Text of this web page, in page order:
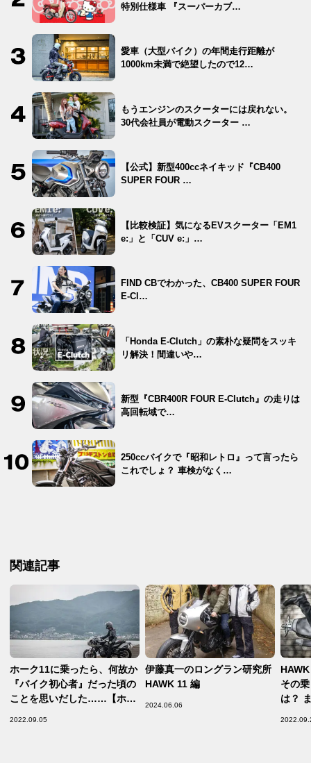
特別仕様車 『スーパーカブ…
愛車（大型バイク）の年間走行距離が
1000km未満で絶望したので12…
もうエンジンのスクーターには戻れない。
30代会社員が電動スクーター …
【公式】新型400ccネイキッド『CB400
SUPER FOUR …
【比較検証】気になるEVスクーター「EM1
e:」と「CUV e:」…
FIND CBでわかった、CB400 SUPER FOUR
E-Cl…
「Honda E-Clutch」の素朴な疑問をスッキ
リ解決！間違いや…
新型『CBR400R FOUR E-Clutch』の走りは
高回転域で…
250ccバイクで『昭和レトロ』って言ったら
これでしょ？ 車検がなく…
関連記事
ホーク11に乗ったら、何故か
『バイク初心者』だった頃の
ことを思いだした……【ホン
2022.09.05
伊藤真一のロングラン研究所
HAWK 11 編
2024.06.06
その
は？